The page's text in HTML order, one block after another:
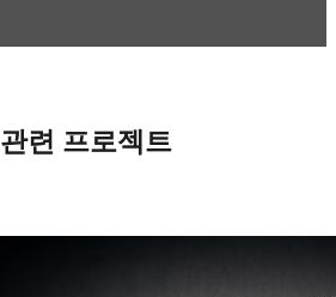
관련 프로젝트